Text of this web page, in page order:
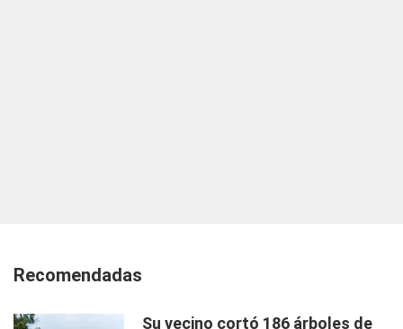
Recomendadas
Su vecino cortó 186 árboles de